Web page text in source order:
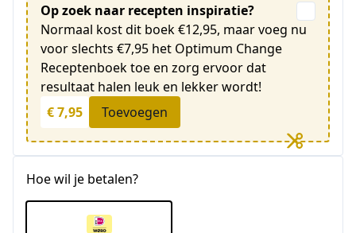
Op zoek naar recepten inspiratie?
Normaal kost dit boek €12,95, maar voeg nu
voor slechts €7,95 het Optimum Change
Receptenboek toe en zorg ervoor dat
resultaat halen leuk en lekker wordt!
€ 7,95
Toevoegen
Hoe wil je betalen?